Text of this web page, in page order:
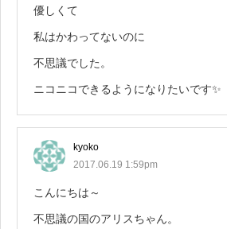
優しくて
私はかわってないのに
不思議でした。
ニコニコできるようになりたいです✨
kyoko
2017.06.19 1:59pm
こんにちは～
不思議の国のアリスちゃん。